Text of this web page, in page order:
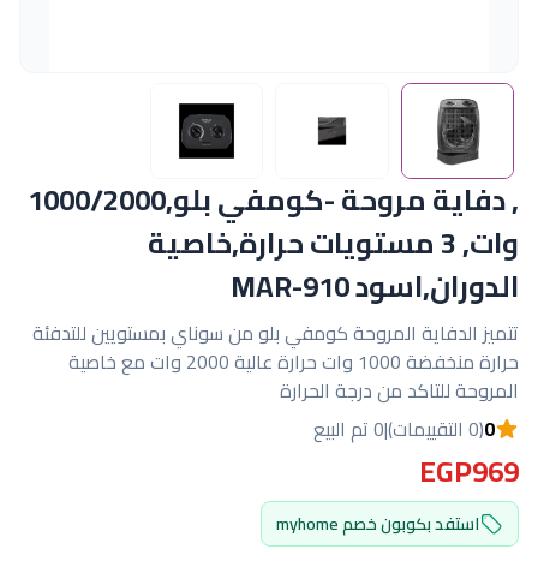
, دفاية مروحة -كومفي بلو,1000/2000
وات, 3 مستويات حرارة,خاصية
الدوران,اسود MAR-910
تتميز الدفاية المروحة كومفي بلو من سوناي بمستويين للتدفئة
حرارة منخفضة 1000 وات حرارة عالية 2000 وات مع خاصية
المروحة للتاكد من درجة الحرارة
0(0 التقييمات) |0 تم البيع
EGP969
استفد بكوبون خصم myhome